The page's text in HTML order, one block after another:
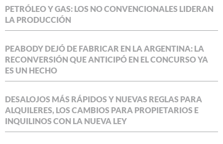
PETRÓLEO Y GAS: LOS NO CONVENCIONALES LIDERAN
LA PRODUCCIÓN
PEABODY DEJÓ DE FABRICAR EN LA ARGENTINA: LA
RECONVERSIÓN QUE ANTICIPÓ EN EL CONCURSO YA
ES UN HECHO
DESALOJOS MÁS RÁPIDOS Y NUEVAS REGLAS PARA
ALQUILERES, LOS CAMBIOS PARA PROPIETARIOS E
INQUILINOS CON LA NUEVA LEY